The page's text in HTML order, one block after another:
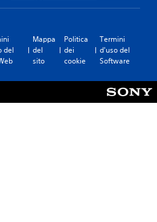
del
Mappa
del
sito
Politica
dei
cookie
Termini
d'uso del
Software